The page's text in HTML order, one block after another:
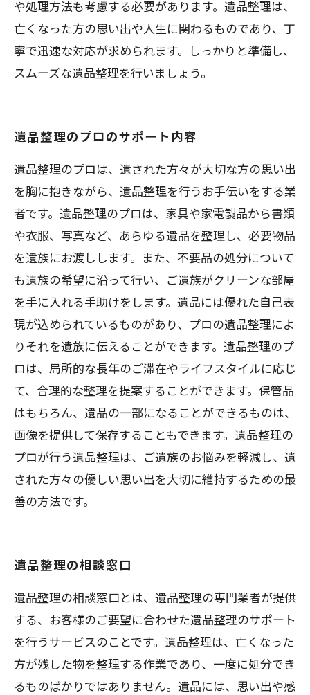
や処理方法も考慮する必要があります。遺品整理は、
亡くなった方の思い出や人生に関わるものであり、丁
寧で迅速な対応が求められます。しっかりと準備し、
スムーズな遺品整理を行いましょう。
遺品整理のプロのサポート内容
遺品整理のプロは、遺された方々が大切な方の思い出
を胸に抱きながら、遺品整理を行うお手伝いをする業
者です。遺品整理のプロは、家具や家電製品から書類
や衣服、写真など、あらゆる遺品を整理し、必要物品
を遺族にお渡しします。また、不要品の処分について
も遺族の希望に沿って行い、ご遺族がクリーンな部屋
を手に入れる手助けをします。遺品には優れた自己表
現が込められているものがあり、プロの遺品整理によ
りそれを遺族に伝えることができます。遺品整理のプ
ロは、局所的な長年のご滞在やライフスタイルに応じ
て、合理的な整理を提案することができます。保管品
はもちろん、遺品の一部になることができるものは、
画像を提供して保存することもできます。遺品整理の
プロが行う遺品整理は、ご遺族のお悩みを軽減し、遺
された方々の優しい思い出を大切に維持するための最
善の方法です。
遺品整理の相談窓口
遺品整理の相談窓口とは、遺品整理の専門業者が提供
する、お客様のご要望に合わせた遺品整理のサポート
を行うサービスのことです。遺品整理は、亡くなった
方が残した物を整理する作業であり、一度に処分でき
るものばかりではありません。遺品には、思い出や感